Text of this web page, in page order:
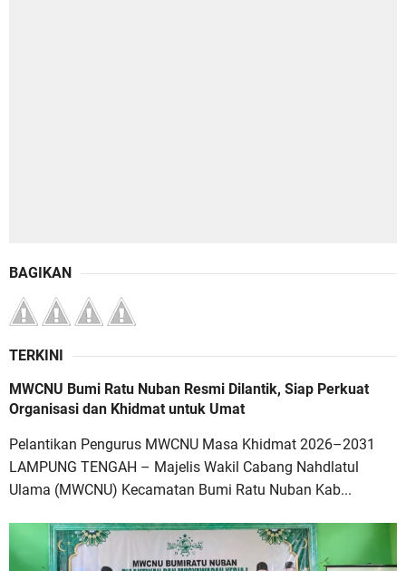
BAGIKAN
TERKINI
MWCNU Bumi Ratu Nuban Resmi Dilantik, Siap Perkuat
Organisasi dan Khidmat untuk Umat
Pelantikan Pengurus MWCNU Masa Khidmat 2026–2031
LAMPUNG TENGAH – Majelis Wakil Cabang Nahdlatul
Ulama (MWCNU) Kecamatan Bumi Ratu Nuban Kab...